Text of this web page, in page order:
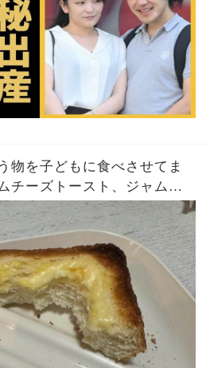
物を子どもに食べさせてま
チーズトースト、ジャムト
タートーストをよく作りま
メよね…